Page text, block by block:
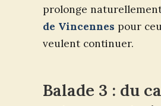
prolonge
de Vincennes pour
veulent continuer.
Balade 3 : du